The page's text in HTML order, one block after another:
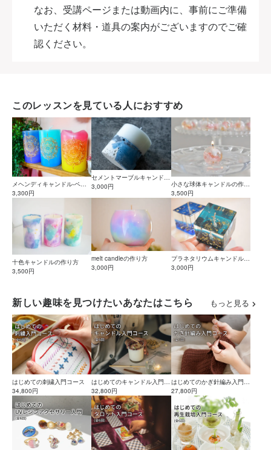
なお、受講ページまたは動画内に、事前にご準備
いただく材料・道具の案内がございますのでご確
認ください。
このレッスンを見ている人におすすめ
メヘンディキャンドル-ペイ
ント応用講座-
3,300円
セメントマーブルキャンドル
の作り方
3,000円
小さな球体キャンドルの作り
方
3,500円
十色キャンドルの作り方
3,500円
melt candleの作り方
3,000円
プラネタリウムキャンドルの
作り方
3,000円
新しい趣味を見つけたいあなたはこちら もっと見る
はじめての刺繍入門コース
34,800円
はじめてのキャンドル入門コ
ース
32,800円
はじめてのかぎ針編み入門コ
ース
27,800円